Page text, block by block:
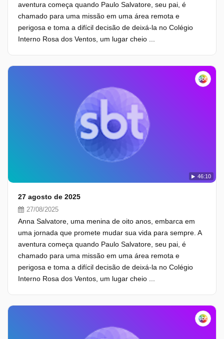
aventura começa quando Paulo Salvatore, seu pai, é
chamado para uma missão em uma área remota e
perigosa e toma a difícil decisão de deixá-la no Colégio
Interno Rosa dos Ventos, um lugar cheio ...
46:10
27 agosto de 2025
27/08/2025
Anna Salvatore, uma menina de oito anos, embarca em
uma jornada que promete mudar sua vida para sempre. A
aventura começa quando Paulo Salvatore, seu pai, é
chamado para uma missão em uma área remota e
perigosa e toma a difícil decisão de deixá-la no Colégio
Interno Rosa dos Ventos, um lugar cheio ...